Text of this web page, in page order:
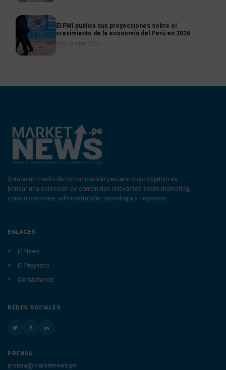
El FMI publica sus proyecciones sobre el
crecimiento de la economía del Perú en 2026
24 octubre, 2025
Somos un medio de comunicación peruano cuyo objetivo es
brindar una selección de contenidos relevantes sobre marketing,
comunicaciones, administración, tecnología y negocios.
ENLACES
El News
El Proyecto
Contáctanos
REDES SOCIALES
PRENSA
prensa@marketnews.pe